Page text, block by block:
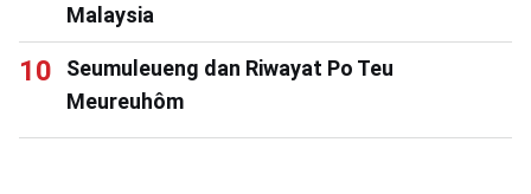
Malaysia
Seumuleueng dan Riwayat Po Teu
Meureuhôm